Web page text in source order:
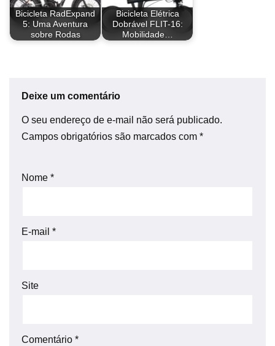
Bicicleta RadExpand
5: Uma Aventura
sobre Rodas
Bicicleta Elétrica
Dobrável FLIT-16:
Mobilidade…
Deixe um comentário
O seu endereço de e-mail não será publicado.
Campos obrigatórios são marcados com *
Nome *
E-mail *
Site
Comentário *